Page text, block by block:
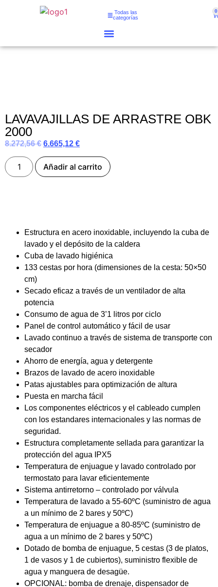
Todas las
categorías
0
LAVAVAJILLAS DE ARRASTRE OBK
2000
8.272,56€ 6.665,12 €
Añadir al carrito
Estructura en acero inoxidable, incluyendo la cuba de
lavado y el depósito de la caldera
Cuba de lavado higiénica
133 cestas por hora (dimensiones de la cesta: 50×50
cm)
Secado eficaz a través de un ventilador de alta
potencia
Consumo de agua de 3’1 litros por ciclo
Panel de control automático y fácil de usar
Lavado continuo a través de sistema de transporte con
secador
Ahorro de energía, agua y detergente
Brazos de lavado de acero inoxidable
Patas ajustables para optimización de altura
Puesta en marcha fácil
Los componentes eléctricos y el cableado cumplen
con los estandares internacionales y las normas de
seguridad.
Estructura completamente sellada para garantizar la
protección del agua IPX5
Temperatura de enjuague y lavado controlado por
termostato para lavar eficientemente
Sistema antirretorno – controlado por válvula
Temperatura de lavado a 55-60ºC (suministro de agua
a un mínimo de 2 bares y 50ºC)
Temperatura de enjuague a 80-85ºC (suministro de
agua a un mínimo de 2 bares y 50ºC)
Dotado de bomba de enjuague, 5 cestas (3 de platos,
1 de vasos y 1 de cubiertos), suministro flexible de
agua y manguera de desagüe.
OPCIONAL: bomba de drenaje, dispensador de